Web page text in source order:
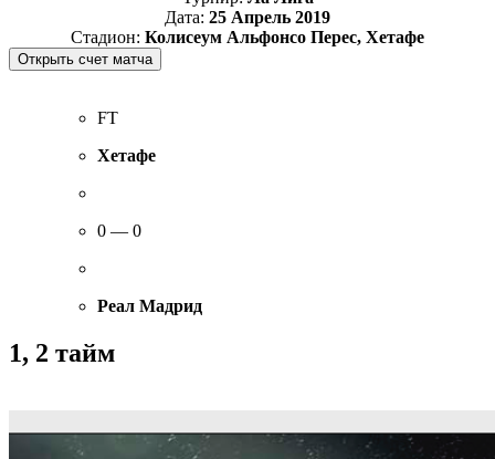
Дата: 25 Апрель 2019
Стадион: Колисеум Альфонсо Перес, Хетафе
FT
Хетафе
0 — 0
Реал Мадрид
1, 2 тайм